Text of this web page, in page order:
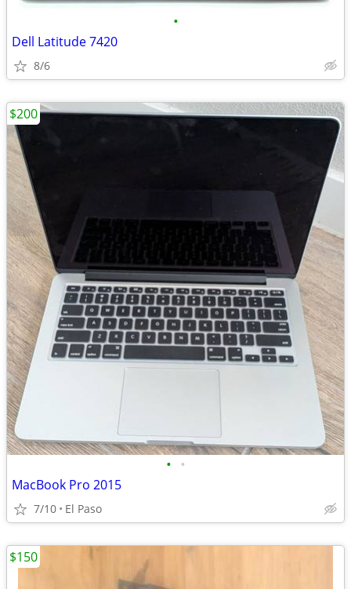
•
Dell Latitude 7420
8/6
• •
MacBook Pro 2015
7/10 El Paso
$200
$150